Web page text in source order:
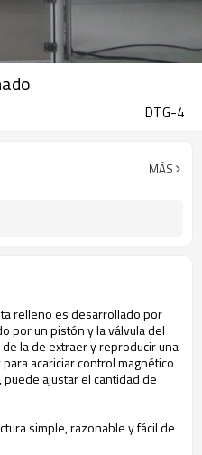
DTG-4
MÁS
rellenoes desarrollado por
porun pistón yla válvuladel
lade extraer yreproduciruna
para acariciarcontrol magnético
, puede ajustarelcantidad de
simple,razonabley fácil de